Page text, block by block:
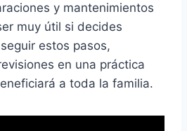
y mantenimientos
muy útil si decides
estos pasos,
en una práctica
a toda la familia.